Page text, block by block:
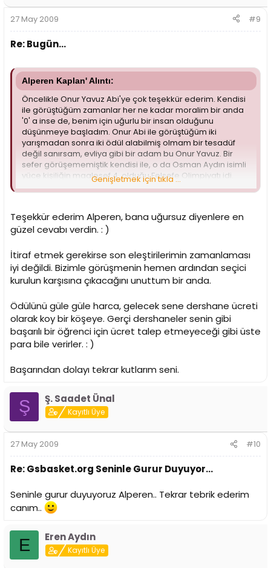
27 May 2009 #9
Re: Bugün...
Alperen Kaplan' Alıntı:
Öncelikle Onur Yavuz Abi'ye çok teşekkür ederim. Kendisi
ile görüştüğüm zamanlar her ne kadar moralim bir anda
'0' a inse de, benim için uğurlu bir insan olduğunu
düşünmeye başladım. Onur Abi ile görüştüğüm iki
yarışmadan sonra iki ödül alabilmiş olmam bir tesadüf
değil sanırsam, evliya gibi bir adam bu Onur Yavuz. Bir
sefer görüşememiştik kendisi ile, o da Osman Aydın isimli
yüce kişiliğin maalesef 4. olduğu Felsefe Olimpiyatı idi.
Zannedersem sonucu tahmin edebiliyorsunuz...
Genişletmek için tıkla ...
Teşekkür ederim Alperen, bana uğursuz diyenlere en
güzel cevabı verdin. : )
İtiraf etmek gerekirse son eleştirilerimin zamanlaması
iyi değildi. Bizimle görüşmenin hemen ardından seçici
kurulun karşısına çıkacağını unuttum bir anda.
Ödülünü güle güle harca, gelecek sene dershane ücreti
olarak koy bir köşeye. Gerçi dershaneler senin gibi
başarılı bir öğrenci için ücret talep etmeyeceği gibi üste
para bile verirler. : )
Başarından dolayı tekrar kutlarım seni.
Ş Ş. Saadet Ünal
Kayıtlı Üye
27 May 2009 #10
Re: Gsbasket.org Seninle Gurur Duyuyor...
Seninle gurur duyuyoruz Alperen.. Tekrar tebrik ederim
canım..
E Eren Aydın
Kayıtlı Üye